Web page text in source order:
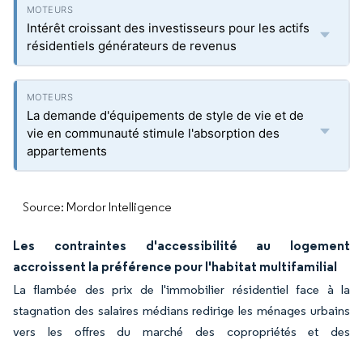
Intérêt croissant des investisseurs pour les actifs
résidentiels générateurs de revenus
La demande d'équipements de style de vie et de
vie en communauté stimule l'absorption des
appartements
Source: Mordor Intelligence
Les contraintes d'accessibilité au logement
accroissent la préférence pour l'habitat multifamilial
La flambée des prix de l'immobilier résidentiel face à la
stagnation des salaires médians redirige les ménages urbains
vers les offres du marché des copropriétés et des